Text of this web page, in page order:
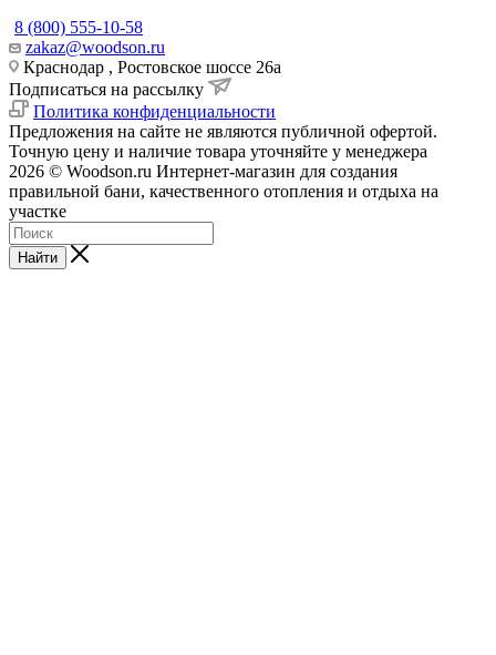
8 (800) 555-10-58
zakaz@woodson.ru
Краснодар , Ростовское шоссе 26а
Подписаться на рассылку
Политика конфиденциальности
Предложения на сайте не являются публичной офертой.
Точную цену и наличие товара уточняйте у менеджера
2026 © Woodson.ru Интернет-магазин для создания
правильной бани, качественного отопления и отдыха на
участке
Найти